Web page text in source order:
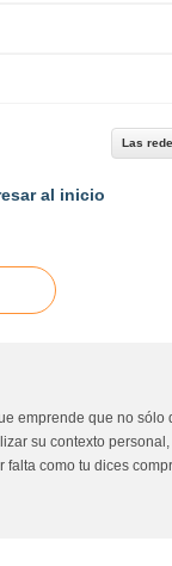
Las
al inicio
emprende que no
su contexto
como tu dices